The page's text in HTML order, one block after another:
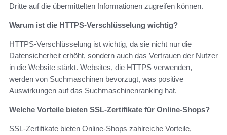
Dritte auf die übermittelten Informationen zugreifen können.
Warum ist die HTTPS-Verschlüsselung wichtig?
HTTPS-Verschlüsselung ist wichtig, da sie nicht nur die
Datensicherheit erhöht, sondern auch das Vertrauen der Nutzer
in die Website stärkt. Websites, die HTTPS verwenden,
werden von Suchmaschinen bevorzugt, was positive
Auswirkungen auf das Suchmaschinenranking hat.
Welche Vorteile bieten SSL-Zertifikate für Online-Shops?
SSL-Zertifikate bieten Online-Shops zahlreiche Vorteile,